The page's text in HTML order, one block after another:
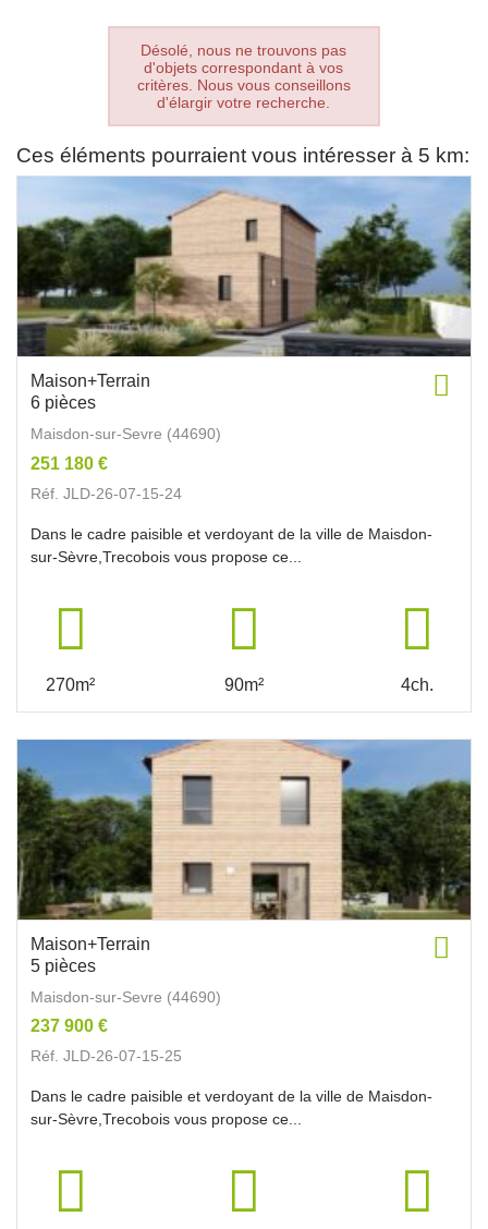
Désolé, nous ne trouvons pas
d'objets correspondant à vos
critères. Nous vous conseillons
d'élargir votre recherche.
Ces éléments pourraient vous intéresser à 5 km:
Maison+Terrain
6 pièces
Maisdon-sur-Sevre (44690)
251 180 €
Réf. JLD-26-07-15-24
Dans le cadre paisible et verdoyant de la ville de Maisdon-
sur-Sèvre,Trecobois vous propose ce...
270m² 90m² 4ch.
Maison+Terrain
5 pièces
Maisdon-sur-Sevre (44690)
237 900 €
Réf. JLD-26-07-15-25
Dans le cadre paisible et verdoyant de la ville de Maisdon-
sur-Sèvre,Trecobois vous propose ce...